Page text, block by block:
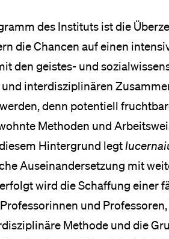
des Instituts ist die
die Chancen auf einen
den geistes- und
interdisziplinären
denn potentiell
Methoden und
Hintergrund legt
Auseinandersetzung mit
wird die Schaffung einer
und
Methode und die